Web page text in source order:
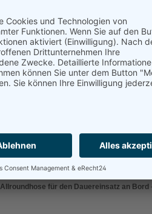
ist die Hose besonders
Bewegungsfreiheit – egal ob bei
und warm, während der dünne Fleece-
für perfekte Passform
mit Reißverschluss
Allroundhose für den Dauereinsatz an Bord